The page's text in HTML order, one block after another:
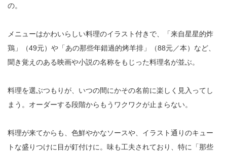
の。
メニューはかわいらしい料理のイラスト付きで、「来自星星的炸
鶏」（49元）や「あの那些年錯過的烤羊排」（88元／本）など、
聞き覚えのある映画や小説の名称をもじった料理名が並ぶ。
料理を選ぶつもりが、いつの間にかその名前に楽しく見入ってし
まう。オーダーする段階からもうワクワクが止まらない。
料理が来てからも、色鮮やかなソースや、イラスト通りのキュー
トな盛りつけに目が釘付けに。味も工夫されており、特に「那些